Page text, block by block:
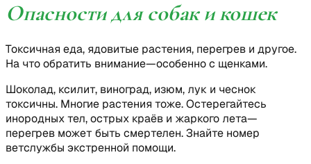
Опасности для собак и кошек
Токсичная еда, ядовитые растения, перегрев и другое.
На что обратить внимание—особенно с щенками.
Шоколад, ксилит, виноград, изюм, лук и чеснок
токсичны. Многие растения тоже. Остерегайтесь
инородных тел, острых краёв и жаркого лета—
перегрев может быть смертелен. Знайте номер
ветслужбы экстренной помощи.